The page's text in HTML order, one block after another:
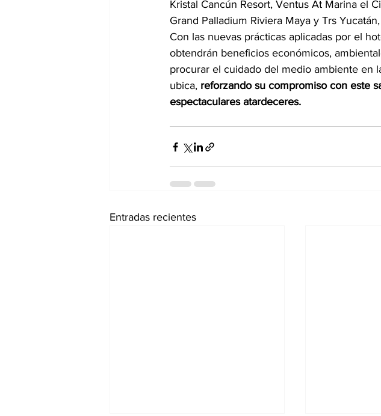
Kristal Cancún Resort, Ventus At Marina el
Grand Palladium Riviera Maya y Trs
Con las nuevas prácticas aplicadas por el
obtendrán beneficios económicos,
procurar el cuidado del medio ambiente en
ubica, reforzando su compromiso con este
espectaculares atardeceres.
Entradas recientes